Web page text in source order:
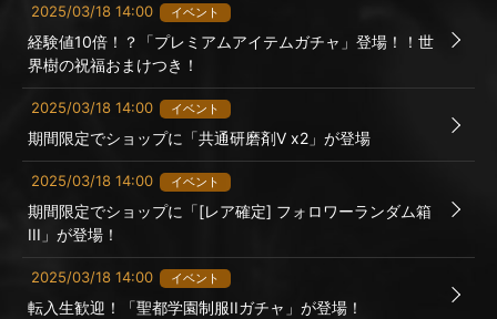
2025/03/18 14:00 イベント
経験値10倍！？「プレミアムアイテムガチャ」登場！！世
界樹の祝福おまけつき！
2025/03/18 14:00 イベント
期間限定でショップに「共通研磨剤Ⅴ x2」が登場
2025/03/18 14:00 イベント
期間限定でショップに「[レア確定] フォロワーランダム箱
III」が登場！
2025/03/18 14:00 イベント
転入生歓迎！「聖都学園制服IIガチャ」が登場！